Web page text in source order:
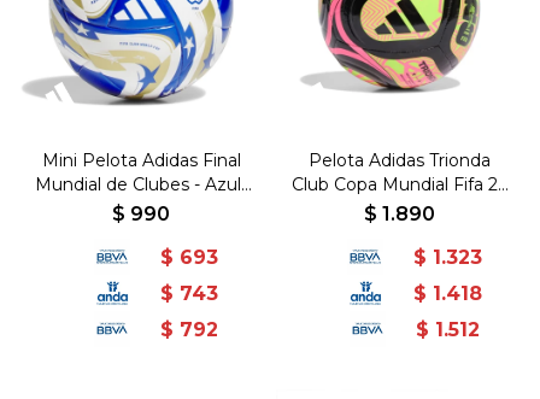
Mini Pelota Adidas Final
Mundial de Clubes - Azul-
Dorado
$ 990
$ 693
$ 743
$ 792
Pelota Adidas Trionda
Club Copa Mundial Fifa 26
- Negro-Multicolor
$ 1.890
$ 1.323
$ 1.418
$ 1.512